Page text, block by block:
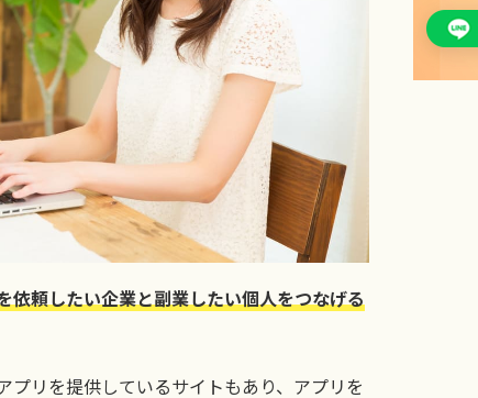
依頼したい企業と副業したい個人をつなげる
リを提供しているサイトもあり、アプリを